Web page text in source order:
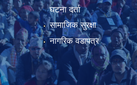
घटना दर्ता
सामाजिक सुरक्षा
नागरिक वडापत्र